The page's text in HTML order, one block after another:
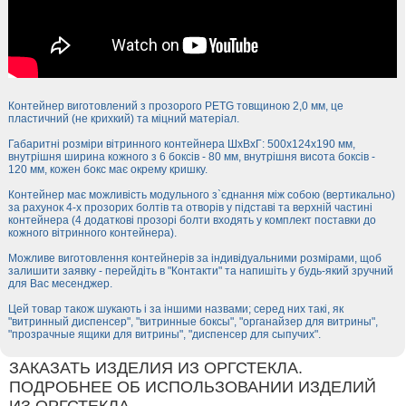
ЗАКАЗАТЬ ИЗДЕЛИЯ ИЗ ОРГСТЕКЛА.
ПОДРОБНЕЕ ОБ ИСПОЛЬЗОВАНИИ ИЗДЕЛИЙ
Контейнер виготовлений з прозорого PETG товщиною 2,0 мм, це
пластичний (не крихкий) та міцний матеріал.
Габаритні розміри вітринного контейнера ШхВхГ: 500х124х190 мм,
внутрішня ширина кожного з 6 боксів - 80 мм, внутрішня висота боксів -
120 мм, кожен бокс має окрему кришку.
Контейнер має можливість модульного з`єднання між собою (вертикально)
за рахунок 4-х прозорих болтів та отворів у підставі та верхній частині
контейнера (4 додаткові прозорі болти входять у комплект поставки до
кожного вітринного контейнера).
Можливе виготовлення контейнерів за індивідуальними розмірами, щоб
залишити заявку - перейдіть в "Контакти" та напишіть у будь-який зручний
для Вас месенджер.
Цей товар також шукають і за іншими назвами; серед них такі, як
"витринный диспенсер", "витринные боксы", "органайзер для витрины",
"прозрачные ящики для витрины", "диспенсер для сыпучих".